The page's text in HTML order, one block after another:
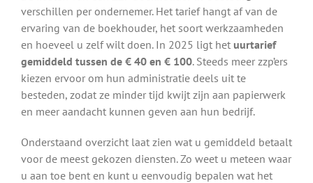
verschillen per ondernemer. Het tarief hangt af van de
ervaring van de boekhouder, het soort werkzaamheden
en hoeveel u zelf wilt doen. In 2025 ligt het uurtarief
gemiddeld tussen de € 40 en € 100. Steeds meer zzp’ers
kiezen ervoor om hun administratie deels uit te
besteden, zodat ze minder tijd kwijt zijn aan papierwerk
en meer aandacht kunnen geven aan hun bedrijf.
Onderstaand overzicht laat zien wat u gemiddeld betaalt
voor de meest gekozen diensten. Zo weet u meteen waar
u aan toe bent en kunt u eenvoudig bepalen wat het